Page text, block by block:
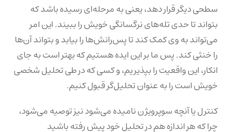
سطحی دیگر قرار دهد، یعنی به مرحله‌ای رسیده باشد که
بتواند تا حدی تله‌های نرگسانگی خویش را ببیند. این امر
می‌تواند به وی کمک کند تا پس‌رانش‌ها را بیابد و بتواند آن‌ها
را خنثی کند. پس ما بر این ایده هستیم که بهتر است به جای
انکار، این واقعیت را بپذیریم، و کسی که در طی تحلیل شخصی
خویش است را به عنوان تحلیل‌گر قبول کنیم.
کنترل یا آنچه سوپرویژن نامیده می‌شود نیز توصیه می‌شود،
چرا که هر اندازه هم در تحلیل خود پیش رفته باشید